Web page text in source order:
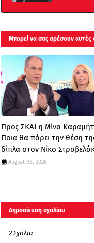
Μπορεί να σας αρέσουν αυτές
Προς ΣΚΑΪ η Μίνα
Ποια θα πάρει την θέση
δίπλα στον Νίκο
August 06, 2026
Δημοσίευση σχολίου
2 Σχόλια